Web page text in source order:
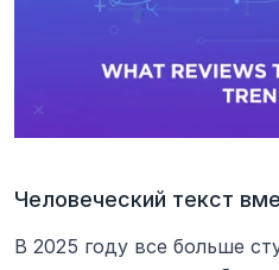
Человеческий текст
В 2025 году все больше